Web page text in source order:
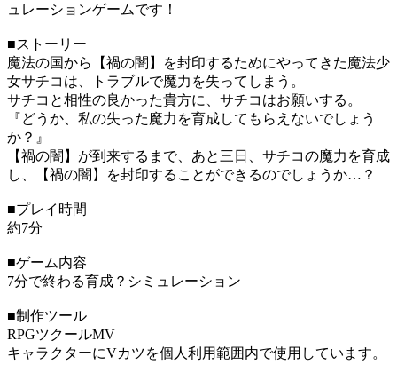
ュレーションゲームです！
■ストーリー
魔法の国から【禍の闇】を封印するためにやってきた魔法少
女サチコは、トラブルで魔力を失ってしまう。
サチコと相性の良かった貴方に、サチコはお願いする。
『どうか、私の失った魔力を育成してもらえないでしょう
か？』
【禍の闇】が到来するまで、あと三日、サチコの魔力を育成
し、【禍の闇】を封印することができるのでしょうか…？
■プレイ時間
約7分
■ゲーム内容
7分で終わる育成？シミュレーション
■制作ツール
RPGツクールMV
キャラクターにVカツを個人利用範囲内で使用しています。